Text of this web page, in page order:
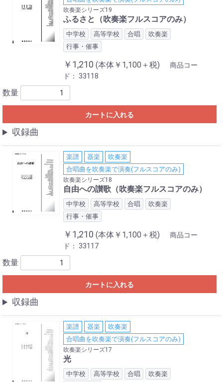
吹奏楽シリーズ19
ふるさと（吹奏楽フルスコアのみ）
中学校 高等学校 合唱
吹奏楽
行事・催事
￥1,210 (本体￥1,100＋税)
商品コー
ド： 33118
数量
カートに入れる
収録曲
楽譜 器楽
吹奏楽
合唱曲を吹奏楽で演奏(フルスコアのみ)
吹奏楽シリーズ18
自由への讃歌（吹奏楽フルスコアのみ）
中学校 高等学校 合唱
吹奏楽
行事・催事
￥1,210 (本体￥1,100＋税)
商品コー
ド： 33117
数量
カートに入れる
収録曲
楽譜 器楽
吹奏楽
合唱曲を吹奏楽で演奏(フルスコアのみ)
吹奏楽シリーズ17
光
中学校 高等学校 合唱
吹奏楽